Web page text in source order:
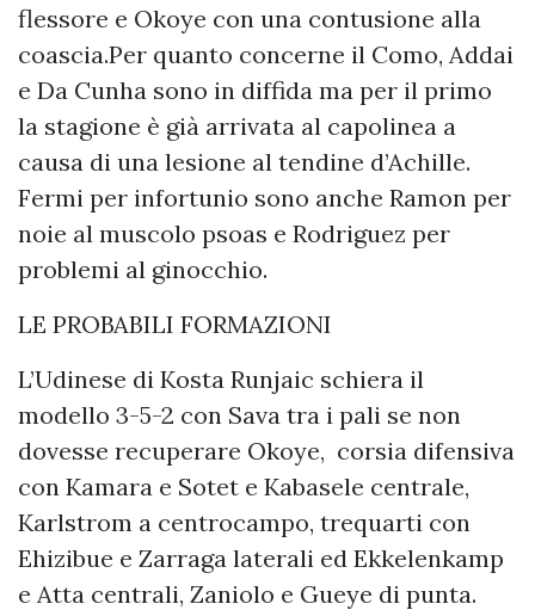
flessore e Okoye con una contusione alla
coascia.Per quanto concerne il Como, Addai
e Da Cunha sono in diffida ma per il primo
la stagione è già arrivata al capolinea a
causa di una lesione al tendine d’Achille.
Fermi per infortunio sono anche Ramon per
noie al muscolo psoas e Rodriguez per
problemi al ginocchio.
LE PROBABILI FORMAZIONI
L’Udinese di Kosta Runjaic schiera il
modello 3-5-2 con Sava tra i pali se non
dovesse recuperare Okoye, corsia difensiva
con Kamara e Sotet e Kabasele centrale,
Karlstrom a centrocampo, trequarti con
Ehizibue e Zarraga laterali ed Ekkelenkamp
e Atta centrali, Zaniolo e Gueye di punta.